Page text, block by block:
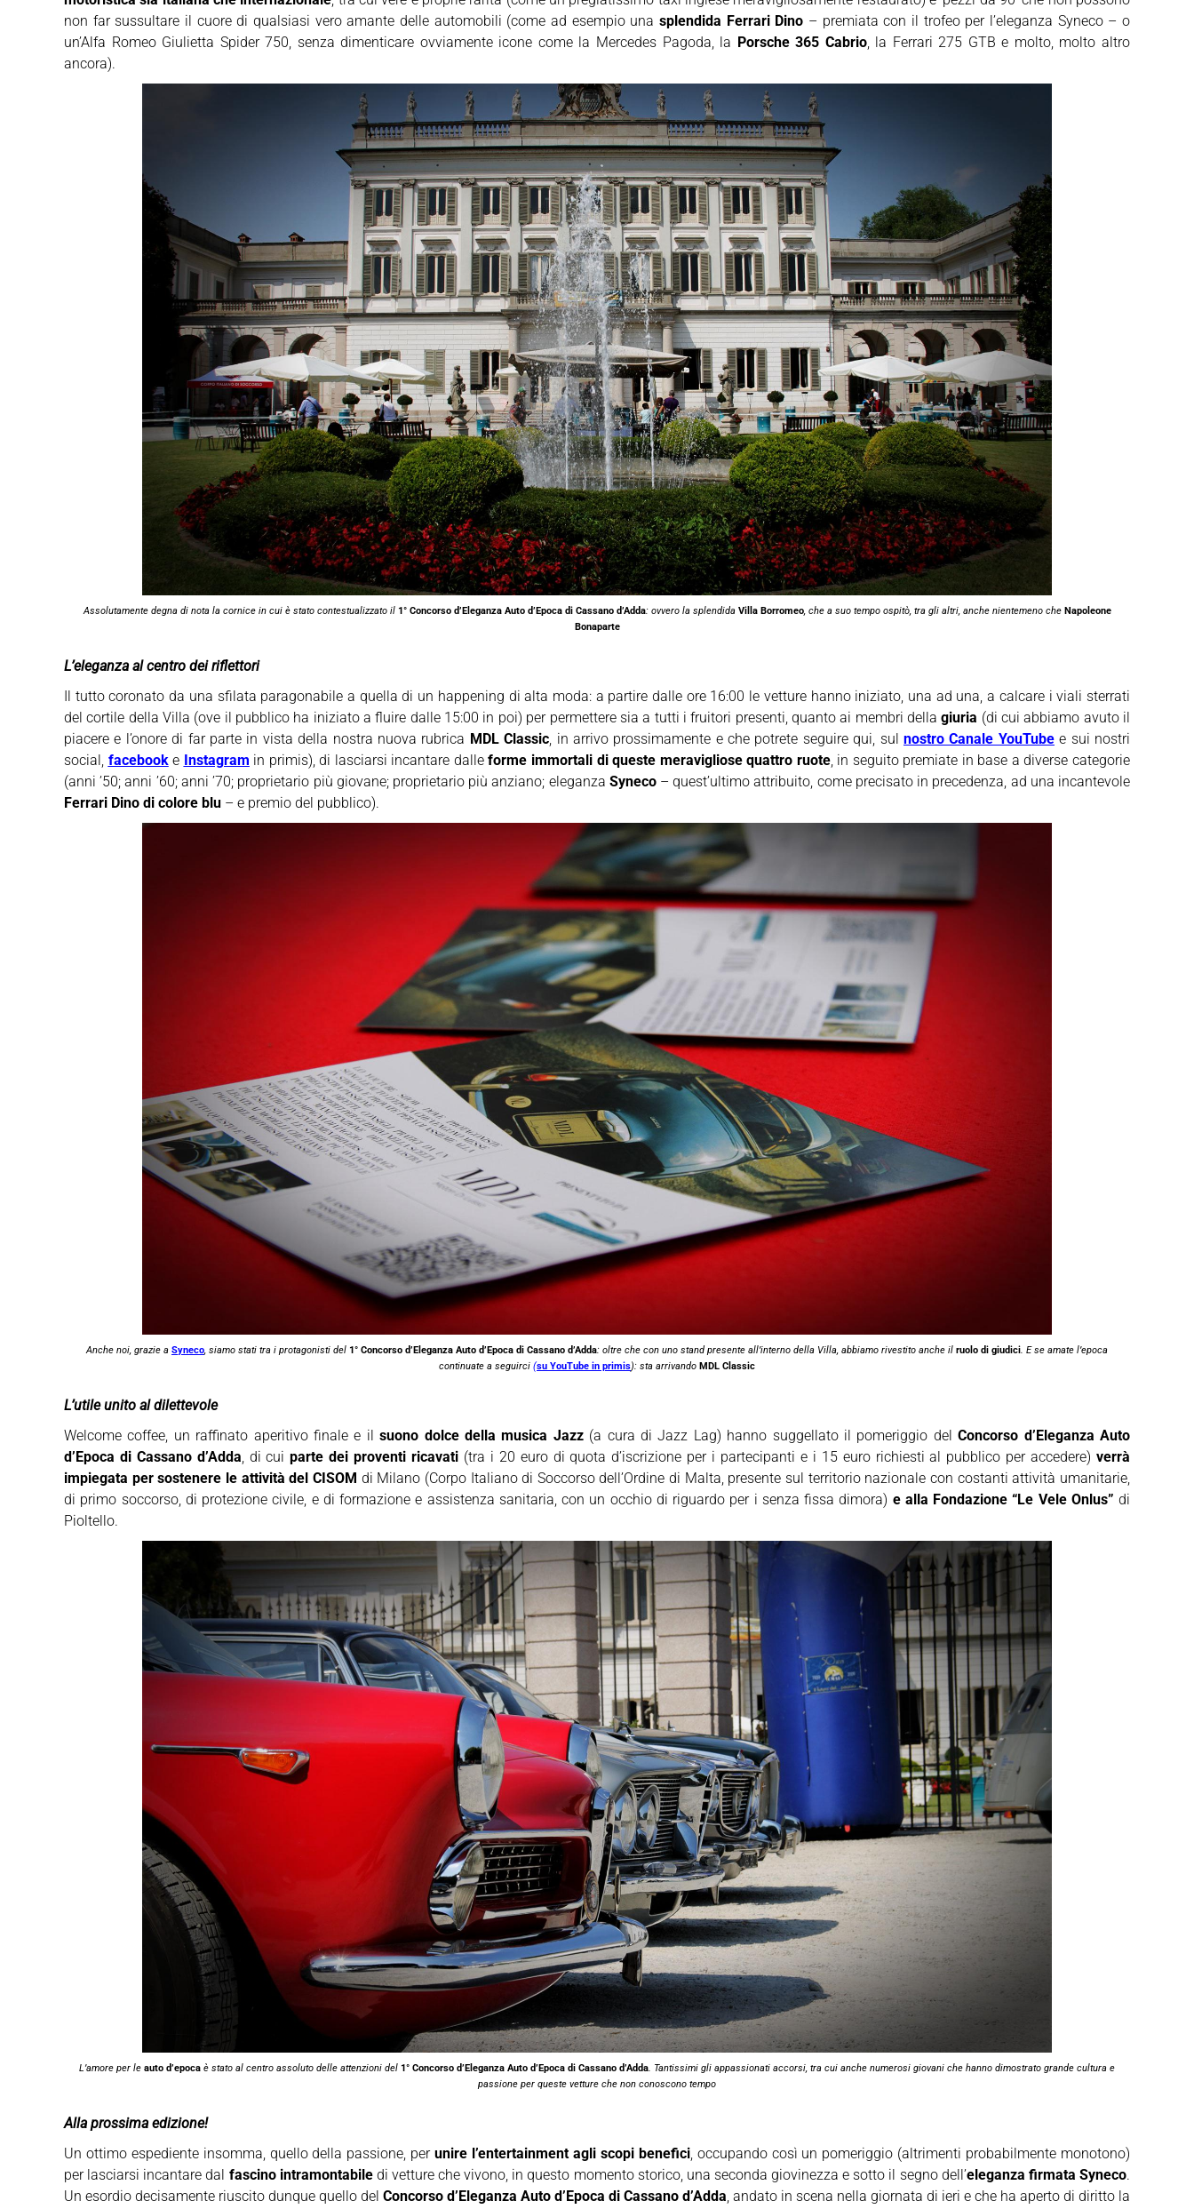
non far sussultare il cuore di qualsiasi vero amante delle automobili (come ad esempio una splendida Ferrari Dino – premiata con il trofeo per l’eleganza Syneco – o
un’Alfa Romeo Giulietta Spider 750, senza dimenticare ovviamente icone come la Mercedes Pagoda, la Porsche 365 Cabrio, la Ferrari 275 GTB e molto, molto altro
ancora).
Assolutamente degna di nota la cornice in cui è stato contestualizzato il 1° Concorso d’Eleganza Auto d’Epoca di Cassano d’Adda: ovvero la splendida Villa Borromeo, che a suo tempo ospitò, tra gli altri, anche nientemeno che Napoleone
Bonaparte
L’eleganza al centro dei riflettori
Il tutto coronato da una sfilata paragonabile a quella di un happening di alta moda: a partire dalle ore 16:00 le vetture hanno iniziato, una ad una, a calcare i viali sterrati
del cortile della Villa (ove il pubblico ha iniziato a fluire dalle 15:00 in poi) per permettere sia a tutti i fruitori presenti, quanto ai membri dellagiuria (di cui abbiamo avuto il
piacere e l’onore di far parte in vista della nostra nuova rubrica MDL Classic, in arrivo prossimamente e che potrete seguire qui, sulnostro Canale YouTubee sui nostri
social, facebooke Instagram in primis), di lasciarsi incantare dalleforme immortali di queste meravigliose quattro ruote, in seguito premiate in base a diverse categorie
(anni ’50; anni ’60; anni ’70; proprietario più giovane; proprietario più anziano; eleganza Syneco– quest’ultimo attribuito, come precisato in precedenza, ad una incantevole
Ferrari Dino di colore blu – e premio del pubblico).
Anche noi, grazie a Syneco, siamo stati tra i protagonisti del 1° Concorso d’Eleganza Auto d’Epoca di Cassano d’Adda: oltre che con uno stand presente all’interno della Villa, abbiamo rivestito anche il ruolo di giudici. E se amate l’epoca
continuate a seguirci (su YouTube in primis): sta arrivando MDL Classic
L’utile unito al dilettevole
Welcome coffee, un raffinato aperitivo finale e ilsuono dolce della musica Jazz(a cura di Jazz Lag) hanno suggellato il pomeriggio delConcorso d’Eleganza Auto
d’Epoca di Cassano d’Adda, di cuiparte dei proventi ricavati (tra i 20 euro di quota d’iscrizione per i partecipanti e i 15 euro richiesti al pubblico per accedere)verrà
impiegata per sostenere le attività del CISOM di Milano (Corpo Italiano di Soccorso dell’Ordine di Malta, presente sul territorio nazionale con costanti attività umanitarie,
di primo soccorso, di protezione civile, e di formazione e assistenza sanitaria, con un occhio di riguardo per i senza fissa dimora) e alla Fondazione “Le Vele Onlus” di
Pioltello.
L’amore per le auto d’epoca è stato al centro assoluto delle attenzioni del 1° Concorso d’Eleganza Auto d’Epoca di Cassano d’Adda. Tantissimi gli appassionati accorsi, tra cui anche numerosi giovani che hanno dimostrato grande cultura e
passione per queste vetture che non conoscono tempo
Alla prossima edizione!
Un ottimo espediente insomma, quello della passione, perunire l’entertainment agli scopi benefici, occupando così un pomeriggio (altrimenti probabilmente monotono)
per lasciarsi incantare dal fascino intramontabiledi vetture che vivono, in questo momento storico, una seconda giovinezza e sotto il segno dell’eleganza firmata Syneco.
Un esordio decisamente riuscito dunque quello del Concorso d’Eleganza Auto d’Epoca di Cassano d’Adda, andato in scena nella giornata di ieri e che ha aperto di diritto la